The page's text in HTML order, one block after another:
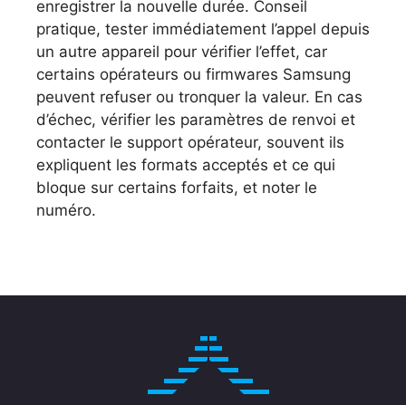
enregistrer la nouvelle durée. Conseil
pratique, tester immédiatement l’appel depuis
un autre appareil pour vérifier l’effet, car
certains opérateurs ou firmwares Samsung
peuvent refuser ou tronquer la valeur. En cas
d’échec, vérifier les paramètres de renvoi et
contacter le support opérateur, souvent ils
expliquent les formats acceptés et ce qui
bloque sur certains forfaits, et noter le
numéro.